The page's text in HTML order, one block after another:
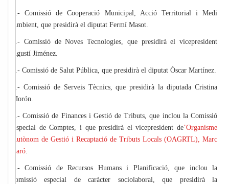
2.- Comissió de Cooperació Municipal, Acció Territorial i Medi
Ambient, que presidirà el diputat Fermí Masot.
3.- Comissió de Noves Tecnologies, que presidirà el vicepresident
Agustí Jiménez.
4.- Comissió de Salut Pública, que presidirà el diputat Òscar Martínez.
5.- Comissió de Serveis Tècnics, que presidirà la diputada Cristina
Morón.
6.- Comissió de Finances i Gestió de Tributs, que inclou la Comissió
Especial de Comptes, i que presidirà el vicepresident de’Organisme
Autònom de Gestió i Recaptació de Tributs Locals (OAGRTL), Marc
Baró
7.- Comissió de Recursos Humans i Planificació, que inclou la
comissió especial de caràcter sociolaboral, que presidirà la